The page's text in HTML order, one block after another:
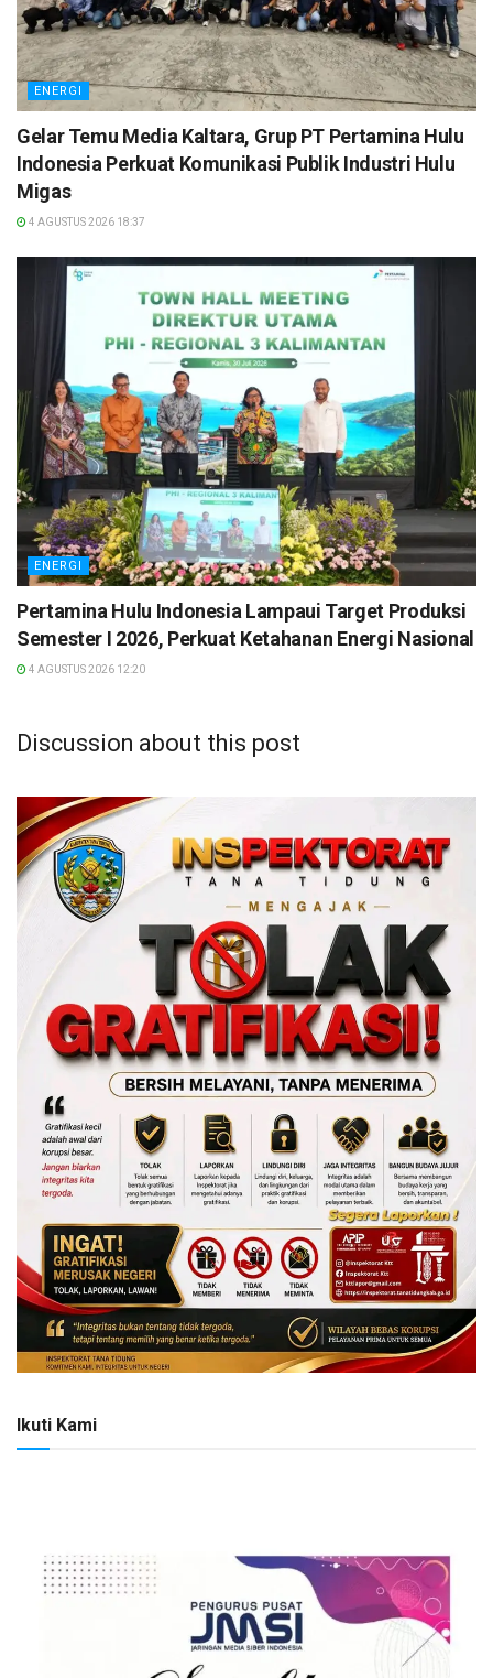
ENERGI
Gelar Temu Media Kaltara, Grup PT Pertamina Hulu
Indonesia Perkuat Komunikasi Publik Industri Hulu
Migas
4 AGUSTUS 2026 18:37
ENERGI
Pertamina Hulu Indonesia Lampaui Target Produksi
Semester I 2026, Perkuat Ketahanan Energi Nasional
4 AGUSTUS 2026 12:20
Discussion about this post
Ikuti Kami